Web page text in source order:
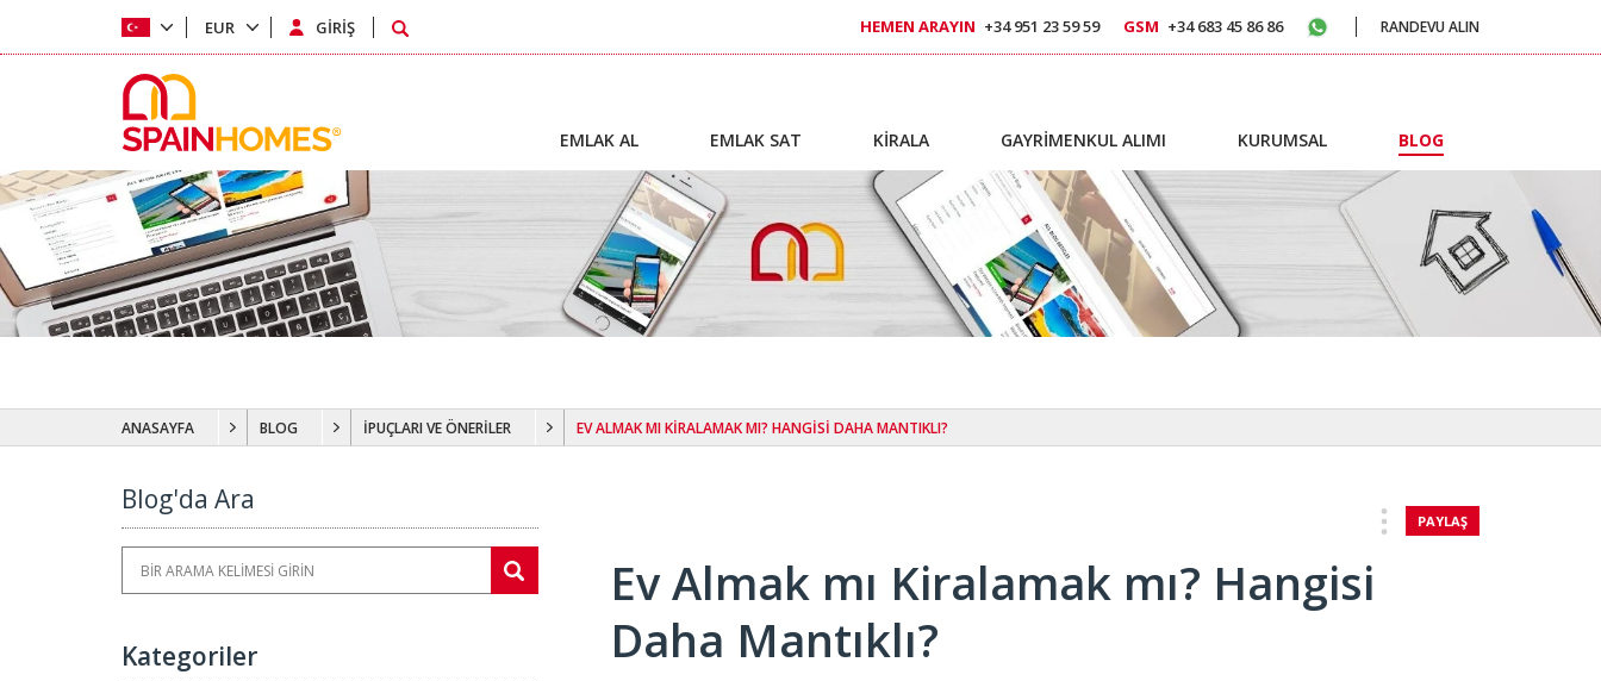
ANASAYFA BLOG İPUÇLARI VE ÖNERİLER EV ALMAK MI KİRALAMAK MI? HANGİSİ DAHA MANTIKLI?
Blog'da Ara
Kategoriler
PAYLAŞ
Ev Almak mı Kiralamak mı? Hangisi
Daha Mantıklı?
EUR GİRİŞ HEMEN ARAYIN +34 951 23 59 59 GSM +34 683 45 86 86 RANDEVU ALIN
EMLAK AL EMLAK SAT KİRALA GAYRİMENKUL ALIMI KURUMSAL BLOG